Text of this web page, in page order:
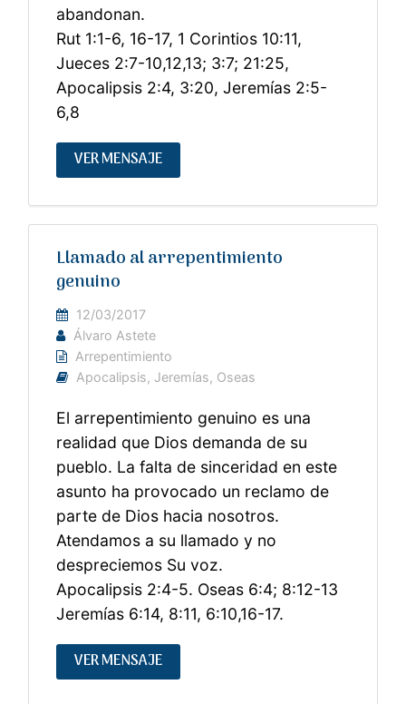
abandonan.
Rut 1:1-6, 16-17, 1 Corintios 10:11,
Jueces 2:7-10,12,13; 3:7; 21:25,
Apocalipsis 2:4, 3:20, Jeremías 2:5-
6,8
VER MENSAJE
Llamado al arrepentimiento
genuino
12/03/2017
Álvaro Astete
Arrepentimiento
Apocalipsis, Jeremías, Oseas
El arrepentimiento genuino es una
realidad que Dios demanda de su
pueblo. La falta de sinceridad en este
asunto ha provocado un reclamo de
parte de Dios hacia nosotros.
Atendamos a su llamado y no
despreciemos Su voz.
Apocalipsis 2:4-5. Oseas 6:4; 8:12-13
Jeremías 6:14, 8:11, 6:10,16-17.
VER MENSAJE